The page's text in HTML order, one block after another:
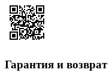
Гарантия и